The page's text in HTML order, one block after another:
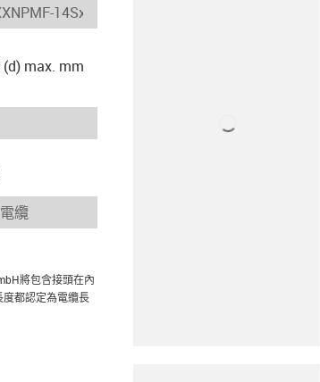
max. mm
info將包含接頭在內
度都認定為電纜長